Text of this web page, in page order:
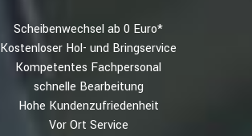
Scheibenwechsel ab 0 Euro*
Kostenloser Hol- und Bringservice
Kompetentes Fachpersonal
schnelle Bearbeitung
Hohe Kundenzufriedenheit
Vor Ort Service